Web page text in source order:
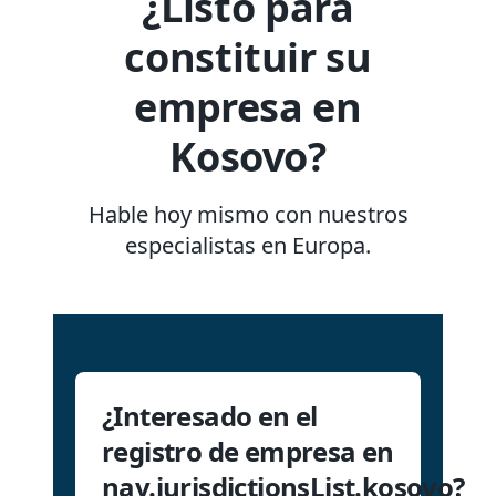
constituir su
empresa en
Kosovo?
Hable hoy mismo con nuestros
especialistas en Europa.
¿Interesado en el
registro de empresa en
nav.jurisdictionsList.kosovo?